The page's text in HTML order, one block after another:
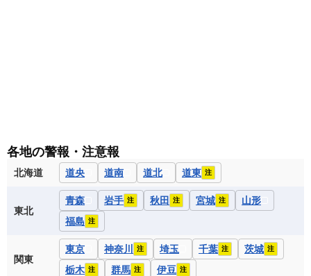
各地の警報・注意報
北海道 道央 道南 道北 道東 注
東北
青森 岩手 注 秋田 注 宮城 注
山形
福島 注
関東
東京 神奈川 注 埼玉 千葉 注 茨城 注
栃木 注 群馬 注 伊豆 注